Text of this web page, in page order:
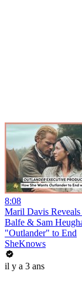
8:08
Maril Davis
Balfe & Sam
"Outlander" to End
SheKnows
il y a 3 ans